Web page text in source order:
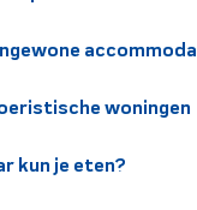
woningen
kun je eten?
- 2h30